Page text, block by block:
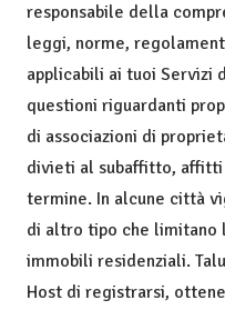
responsabile della
leggi, norme,
applicabili ai tuoi Servizi
questioni riguardanti
di associazioni di
divieti al subaffitto,
termine. In alcune città
di altro tipo che limitano
immobili residenziali.
Host di registrarsi,